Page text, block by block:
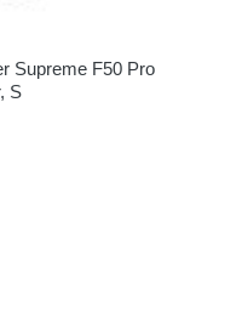
Supreme F50 Pro
S